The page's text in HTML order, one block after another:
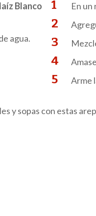
Blanco
agua.
En
Arme
y sopas con estas